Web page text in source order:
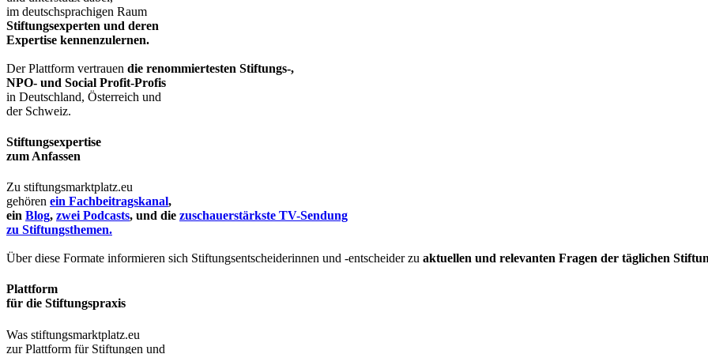
im deutschsprachigen Raum
Stiftungsexperten und deren
Expertise kennenzulernen.
Der Plattform vertrauen die renommiertesten Stiftungs-,
NPO- und Social Profit-Profis
in Deutschland, Österreich und
der Schweiz.
Stiftungsexpertise
zum Anfassen
Zu stiftungsmarktplatz.eu
gehören ein Fachbeitragskanal,
ein Blog, zwei Podcasts, und die zuschauerstärkste TV-Sendung
zu Stiftungsthemen.
Über diese Formate informieren sich Stiftungsentscheiderinnen und -entscheider zu aktuellen und relevanten Fragen der täglichen
Plattform
für die Stiftungspraxis
Was stiftungsmarktplatz.eu
zur Plattform für Stiftungen und